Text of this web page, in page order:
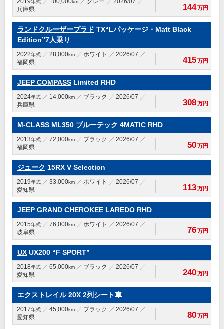
年式 km
兵庫県
144万円
ランドクルーザープラド TX“Lパッケージ・Matt Black
Edition”7人乗り
2022年式 28,000km ホワイト
2026/07
福岡県
415万円
JEEP COMPASS Limited RHD
2024年式 14,000km ブラック
2026/07
兵庫県
308万円
M-CLASS ML350 ブルーテック 4MATIC RHD
2013年式 72,000km ブラック
2026/07
福岡県
50万円
ジューク 15RX V Selection
2019年式 33,000km ホワイト
2026/07
愛知県
113万円
JEEP GRAND CHEROKEE LAREDO RHD
2015年式 76,000km ホワイト
2026/07
岐阜県
76万円
UX UX200 “F SPORT”
2018年式 65,000km ブラック
2026/07
愛知県
240万円
エクストレイル20X 2列シート車
2017年式 45,000km ブラック
2026/07
愛知県
80万円